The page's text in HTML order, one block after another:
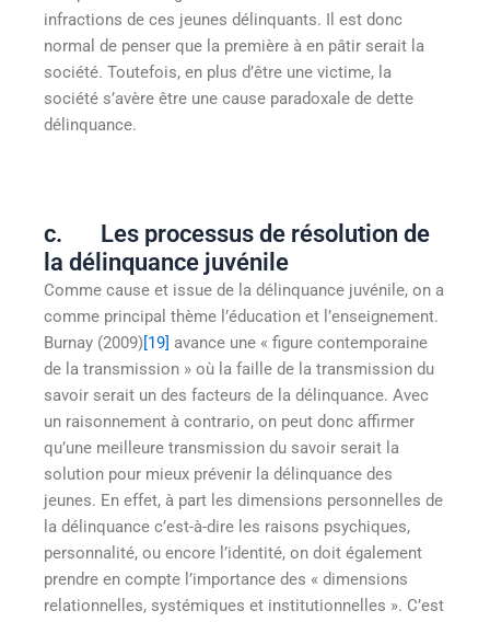
infractions de ces jeunes délinquants. Il est donc
normal de penser que la première à en pâtir serait la
société. Toutefois, en plus d’être une victime, la
société s’avère être une cause paradoxale de dette
délinquance.
c. Les processus de résolution de
la délinquance juvénile
Comme cause et issue de la délinquance juvénile, on a
comme principal thème l’éducation et l’enseignement.
Burnay (2009)[19] avance une « figure contemporaine
de la transmission » où la faille de la transmission du
savoir serait un des facteurs de la délinquance. Avec
un raisonnement à contrario, on peut donc affirmer
qu’une meilleure transmission du savoir serait la
solution pour mieux prévenir la délinquance des
jeunes. En effet, à part les dimensions personnelles de
la délinquance c’est-à-dire les raisons psychiques,
personnalité, ou encore l’identité, on doit également
prendre en compte l’importance des « dimensions
relationnelles, systémiques et institutionnelles ». C’est